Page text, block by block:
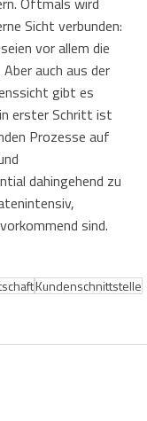
Sicht verbunden:
vor allem die
auch aus der
gibt es
erster Schritt ist
Prozesse auf
dahingehend zu
sind.
Kundenschnittstelle